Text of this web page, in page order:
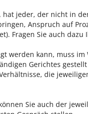
hat jeder, der nicht in
Anspruch auf
Fragen Sie auch dazu
werden kann, muss
Gerichtes
die
Sie auch der